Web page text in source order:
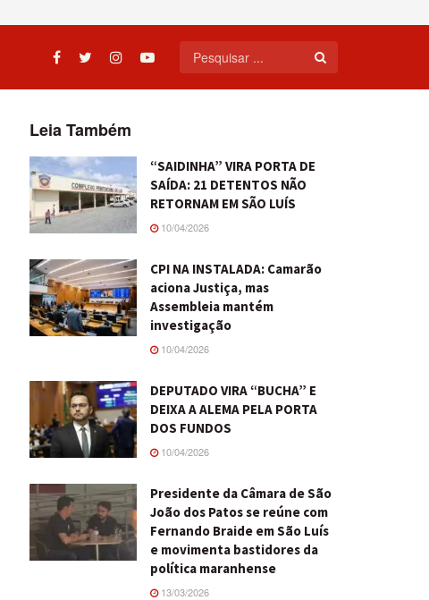
Leia Também
“SAIDINHA” VIRA PORTA DE
SAÍDA: 21 DETENTOS NÃO
RETORNAM EM SÃO LUÍS
10/04/2026
CPI NA INSTALADA: Camarão
aciona Justiça, mas
Assembleia mantém
investigação
10/04/2026
DEPUTADO VIRA “BUCHA” E
DEIXA A ALEMA PELA PORTA
DOS FUNDOS
10/04/2026
Presidente da Câmara de São
João dos Patos se reúne com
Fernando Braide em São Luís
e movimenta bastidores da
política maranhense
13/03/2026